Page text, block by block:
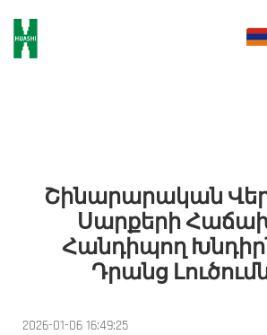
Շինարարական
Սարքերի
Հանդիպող
Դրանց
2026-01-06 16:49:25